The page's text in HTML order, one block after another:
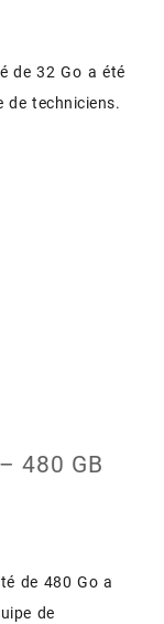
de 32 Go a été
de techniciens.
480 GB
de 480 Go a
de